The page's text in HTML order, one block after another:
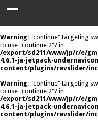
Warning: "continue" targeting
to use "continue 2"? in
/export/sd211/www/jp/r/e/
4.6.1-ja-jetpack-
content/plugins/revslider/
Warning: "continue" targeting
to use "continue 2"? in
/export/sd211/www/jp/r/e/
4.6.1-ja-jetpack-
content/plugins/revslider/